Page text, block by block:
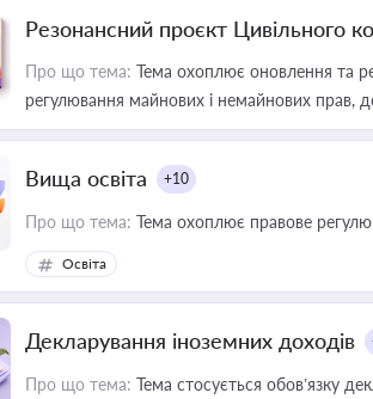
Резонансний проєкт Цивільного
Про що тема: Тема охоплює оновлення та
регулювання майнових і немайнових прав,
Вища освіта +10
Про що тема: Тема охоплює правове
Освіта
Декларування іноземних доходів
Про що тема: Тема стосується обов’язку